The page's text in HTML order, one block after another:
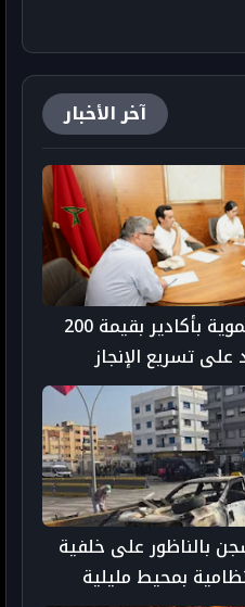
آخر الأخبار
أخنوش يتابع مشاريع تنموية بأكادير بقيمة 200
تسريع الإنجاز
السجن بالناظور على خلفية
بمحيط مليلية